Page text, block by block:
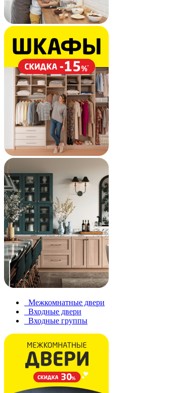
Межкомнатные двери
Входные двери
Входные группы